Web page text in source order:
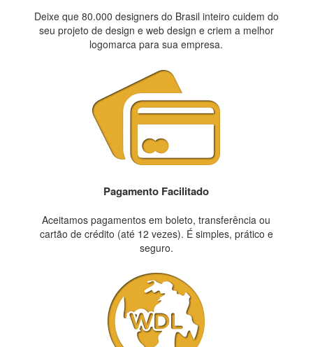
Deixe que 80.000 designers do Brasil inteiro cuidem do
seu projeto de design e web design e criem a melhor
logomarca para sua empresa.
Pagamento Facilitado
Aceitamos pagamentos em boleto, transferência ou
cartão de crédito (até 12 vezes). É simples, prático e
seguro.